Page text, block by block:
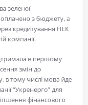
зеленої
оплачено з бюджету, а
кредитування НЕК
компанії.
в першому
змін до
в тому числі мова йде
“Укренерго” для
фінансового